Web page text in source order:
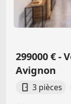
299000 € -
Avignon
3 pièces